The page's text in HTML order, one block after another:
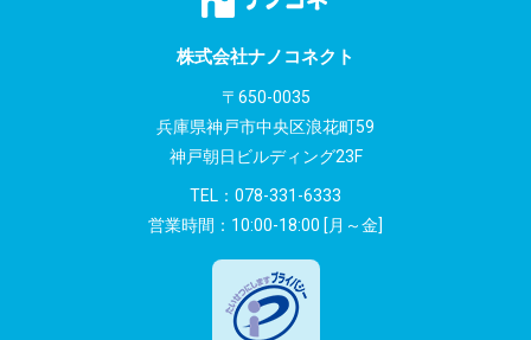
株式会社ナノコネクト
〒650-0035
兵庫県神戸市中央区浪花町59
神戸朝日ビルディング23F
TEL： 078-331-6333
営業時間：10:00-18:00 [月～金]